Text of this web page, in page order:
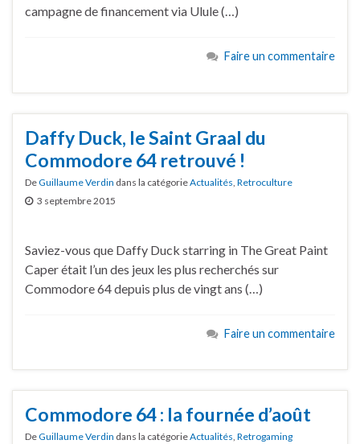
campagne de financement via Ulule (…)
Faire un commentaire
Daffy Duck, le Saint Graal du
Commodore 64 retrouvé !
DeGuillaume Verdin dans la catégorieActualités Retroculture
3 septembre 2015
Saviez-vous que Daffy Duck starring in The Great Paint
Caper était l’un des jeux les plus recherchés sur
Commodore 64 depuis plus de vingt ans (…)
Faire un commentaire
Commodore 64 : la fournée d’août
DeGuillaume Verdin dans la catégorieActualités, Retrogaming